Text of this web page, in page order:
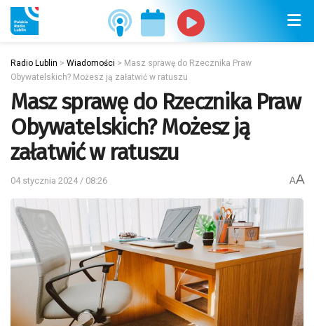
Radio Lublin > Wiadomości > Masz sprawę do Rzecznika Praw
Obywatelskich? Możesz ją załatwić w ratuszu
Masz sprawę do Rzecznika Praw
Obywatelskich? Możesz ją
załatwić w ratuszu
04 stycznia 2024 / 08:26 AA